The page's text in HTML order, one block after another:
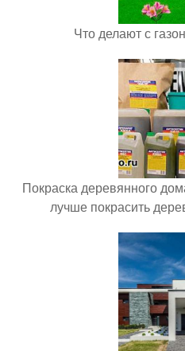
Что делают с
Покраска деревянного
лучше покрасить